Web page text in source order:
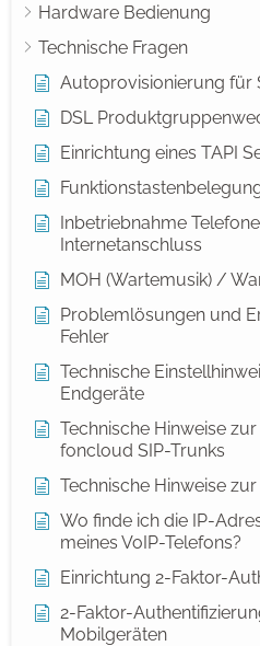
Hardware Bedienung
Technische Fragen
Autoprovisionierung für
DSL
Einrichtung eines TAPI
Inbetriebnahme
Internetanschluss
MOH (Wartemusik) /
Problemlösungen und
Fehler
Technische
Endgeräte
Technische Hinweise
foncloud SIP-Trunks
Technische Hinweise
Wo finde ich die IP-
meines VoIP-Telefons?
Einrichtung 2-Faktor-
2-Faktor-
Mobilgeräten